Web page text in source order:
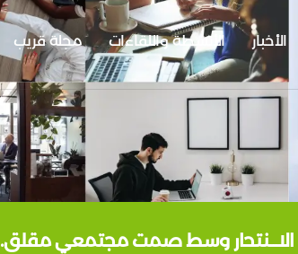
الأخبار الأنشطة واللقاءات مجلة قريب
الاـــنتحار وسط صمت مجتمعي مقلق.